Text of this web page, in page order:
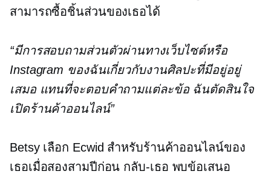
สามารถซื้อชิ้นส่วนของเธอได้
“มีการสอบถามส่วนตัวผ่านทางเว็บไซต์หรือ
Instagram ของฉันเกี่ยวกับงานศิลปะที่มีอยู่อยู่
เสมอ แทนที่จะตอบคำถามแต่ละข้อ ฉันตัดสินใจ
เปิดร้านค้าออนไลน์”
Betsy เลือก Ecwid สำหรับร้านค้าออนไลน์ของ
เธอเมื่อสองสามปีก่อน กลับ-เธอ พบข้อเสนอ